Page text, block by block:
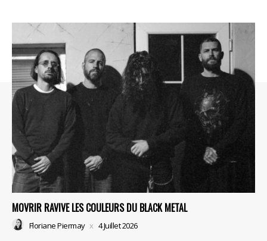
MOVRIR RAVIVE LES COULEURS DU BLACK METAL
Floriane Piermay 4 Juillet 2026